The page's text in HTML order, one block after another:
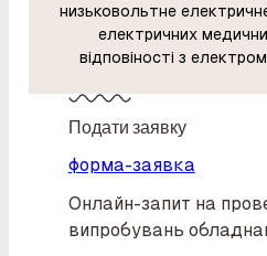
низьковольтне
електричних
відповіності з
Подати заявку
форма-заявка
Онлайн-запит на
випробувань